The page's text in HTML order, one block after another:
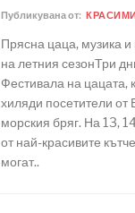
Публикувана от:
Прясна цаца, музика
на летния сезонТри
Фестивала на цацата,
хиляди посетители от
морския бряг. На 13,
от най-красивите
могат..